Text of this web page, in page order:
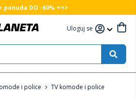
ponuda DO -60% ==>
Uloguj se
i police TV komode i police